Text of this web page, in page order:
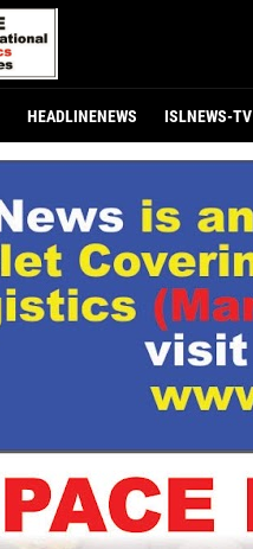
HEADLINENEWS ISLNEWS-TV